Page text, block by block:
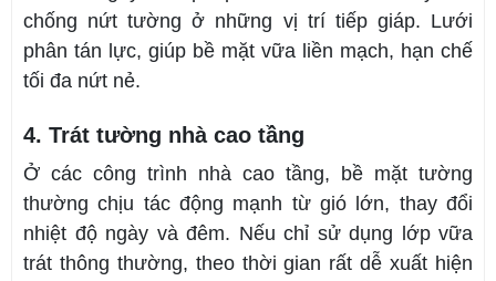
chống nứt tường ở những vị trí tiếp giáp. Lưới
phân tán lực, giúp bề mặt vữa liền mạch, hạn chế
tối đa nứt nẻ.
4. Trát tường nhà cao tầng
Ở các công trình nhà cao tầng, bề mặt tường
thường chịu tác động mạnh từ gió lớn, thay đổi
nhiệt độ ngày và đêm. Nếu chỉ sử dụng lớp vữa
trát thông thường, theo thời gian rất dễ xuất hiện